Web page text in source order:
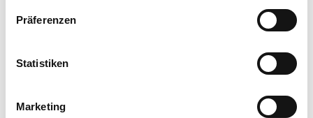
Präferenzen
Statistiken
Marketing
Neue Cannabisblüten und die
verpassen!
werden? Abonniere einfach unseren